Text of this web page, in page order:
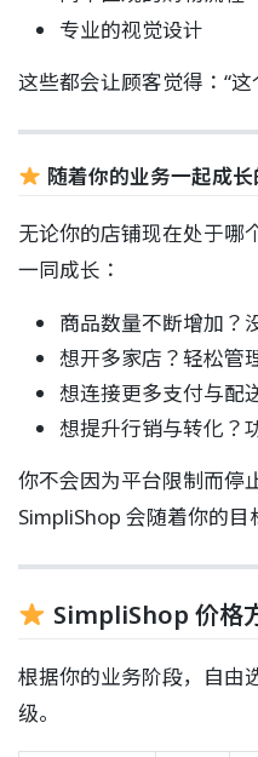
专业的视觉设计
这些都会让顾客觉得：“
随着你的业务一起成
无论你的店铺现在处于哪
一同成长：
商品数量不断增加？
想开多家店？轻松管
想连接更多支付与配
想提升行销与转化？
你不会因为平台限制而停
SimpliShop 会随着你的目
SimpliShop 价格
根据你的业务阶段，自由
级。